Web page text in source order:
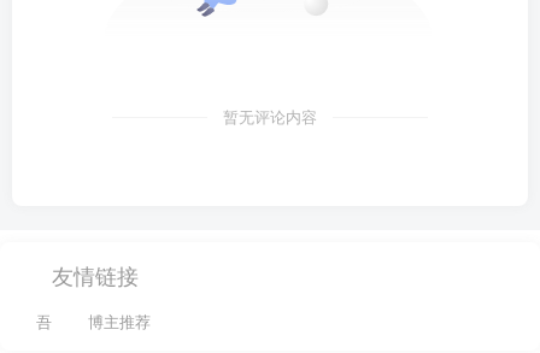
暂无评论内容
友情链接
吾 博主推荐